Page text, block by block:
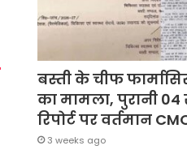
बस्ती के चीफ
का मामला, पुरानी
रिपोर्ट पर वर्तमान
3 weeks ago